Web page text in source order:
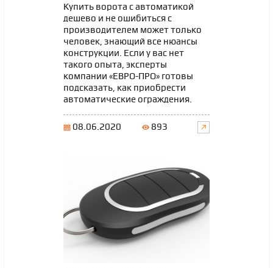
Купить ворота с автоматикой
дешево и не ошибиться с
производителем может только
человек, знающий все нюансы
конструкции. Если у вас нет
такого опыта, эксперты
компании «ЕВРО-ПРО» готовы
подсказать, как приобрести
автоматические ограждения.
08.06.2020 893